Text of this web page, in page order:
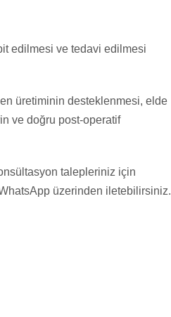
edilmesi ve tedavi edilmesi
üretiminin desteklenmesi, elde
ve doğru post-operatif
talepleriniz için
üzerinden iletebilirsiniz.